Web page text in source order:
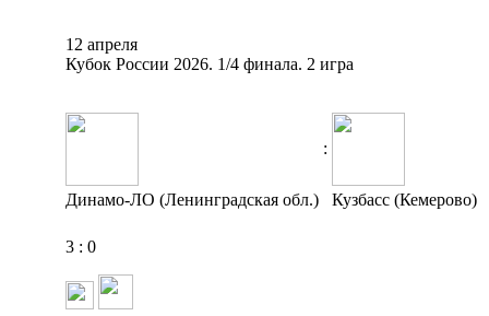
12 апреля
Кубок России 2026. 1/4 финала. 2 игра
:
Динамо-ЛО (Ленинградская обл.) Кузбасс (Кемерово)
3 : 0